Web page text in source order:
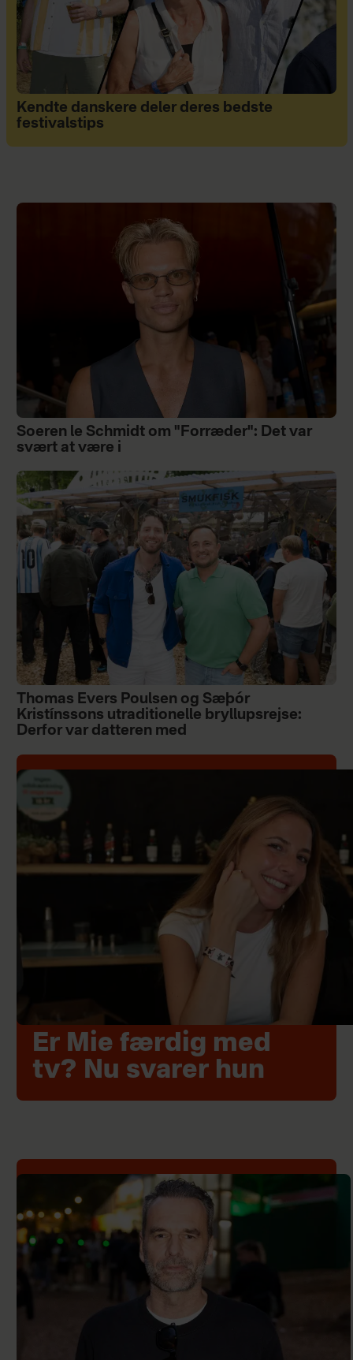
Kendte danskere deler deres bedste
festivalstips
Soeren le Schmidt om "Forræder": Det var
svært at være i
Thomas Evers Poulsen og Sæþór
Kristínssons utraditionelle bryllupsrejse:
Derfor var datteren med
Er Mie færdig med
tv? Nu svarer hun